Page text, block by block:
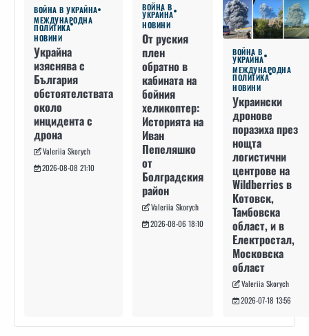
ВОЙНА В УКРАЙНА
МЕЖДУНАРОДНА
ПОЛИТИКА
НОВИНИ
Украйна
изяснява с
България
обстоятелствата
около
инцидента с
дрона
Valeriia Skorych
2026-08-08 21:10
ВОЙНА В
УКРАЙНА
НОВИНИ
От руския
плен
обратно в
кабината на
бойния
хеликоптер:
Историята на
Иван
Пепеляшко
от
Болградския
район
Valeriia Skorych
2026-08-06 18:10
ВОЙНА В
УКРАЙНА
МЕЖДУНАРОДНА
ПОЛИТИКА
НОВИНИ
Украински
дронове
поразиха през
нощта
логистични
центрове на
Wildberries в
Котовск,
Тамбовска
област, и в
Електростал,
Московска
област
Valeriia Skorych
2026-07-18 13:56